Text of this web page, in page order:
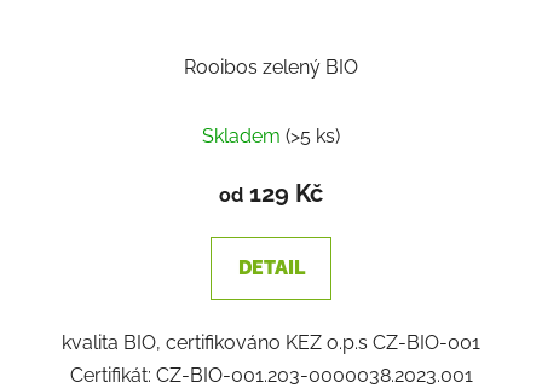
Rooibos zelený BIO
Skladem (>5 ks)
od 129 Kč
DETAIL
kvalita BIO, certifikováno KEZ o.p.s CZ-BIO-001
Certifikát: CZ-BIO-001.203-0000038.2023.001